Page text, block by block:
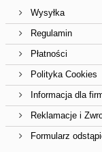
Wysyłka
Regulamin
Płatności
Polityka Cookies
Informacja dla
Reklamacje i
Formularz